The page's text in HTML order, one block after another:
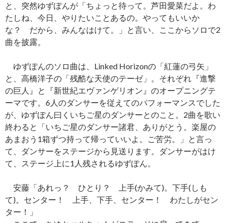
と、突然ゆずぽんが「ちょっと待って。芦田愛菜だよ。わ
たしね、今日、やりたいことあるの。やってもいいか
な？ だから、みんなはけて。」と言い、ここからソロで2
曲を披露。
ゆずぽんのソロ曲は、Linked Horizonの「紅蓮の弓矢」
と、高橋洋子の「残酷な天使のテーゼ」。それぞれ『進撃
の巨人』と『新世紀エヴァンゲリオン』のオープニングテ
ーマです。6人のダンサーを従えてのパフォーマンスでした
が、ゆずぽん曰くいちご星のダンサーとのこと。2曲を歌い
終わると「いちご星のダンサー諸君、ありがとう。楽屋の
あまおう1箱ずつ持って帰っていいよ。ご苦労。」と言っ
て、ダンサーをステージから見送ります。ダンサーがはけ
て、ステージ上に1人残されるゆずぽん。
安藤「あれっ？ ひとり？ 上手(かみて)。下手(しも
て)。センター！ 上手、下手、センター！ わたしがセン
ター！」